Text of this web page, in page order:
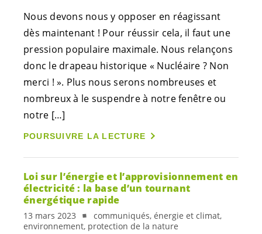
Nous devons nous y opposer en réagissant
dès maintenant ! Pour réussir cela, il faut une
pression populaire maximale. Nous relançons
donc le drapeau historique « Nucléaire ? Non
merci ! ». Plus nous serons nombreuses et
nombreux à le suspendre à notre fenêtre ou
notre […]
POURSUIVRE LA LECTURE
Loi sur l’énergie et l’approvisionnement en
électricité : la base d’un tournant
énergétique rapide
13 mars 2023
communiqués, énergie et climat,
environnement, protection de la nature